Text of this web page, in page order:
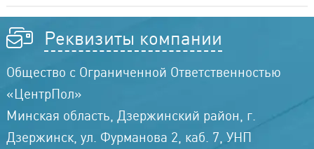
Реквизиты компании
Общество с Ограниченной Ответственностью
«ЦентрПол»
Минская область, Дзержинский район, г.
Дзержинск, ул. Фурманова 2, каб. 7, УНП